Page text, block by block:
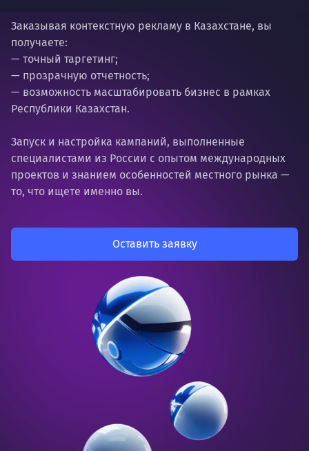
Заказывая контекстную рекламу в Казахстане, вы
получаете:
— точный таргетинг;
— прозрачную отчетность;
— возможность масштабировать бизнес в рамках
Республики Казахстан.
Запуск и настройка кампаний, выполненные
специалистами из России с опытом международных
проектов и знанием особенностей местного рынка —
то, что ищете именно вы.
Оставить заявку